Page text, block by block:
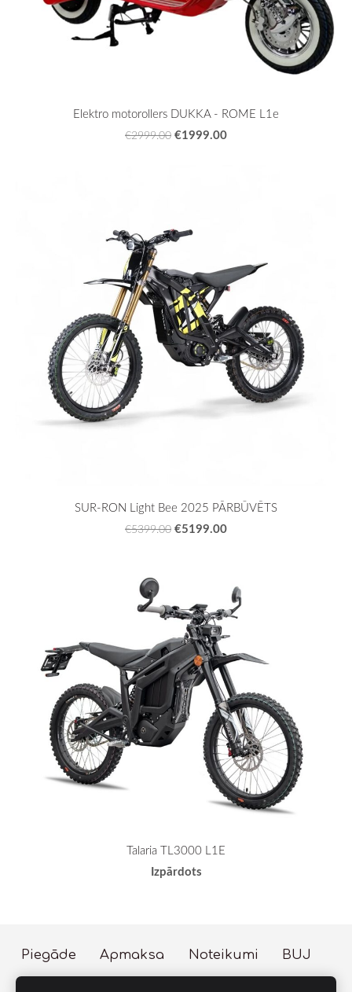
Elektro motorollers DUKKA - ROME L1e
€2999.00 €1999.00
SUR-RON Light Bee 2025 PĀRBŪVĒTS
€5399.00 €5199.00
Talaria TL3000 L1E
Izpārdots
Piegāde Apmaksa Noteikumi
BUJ